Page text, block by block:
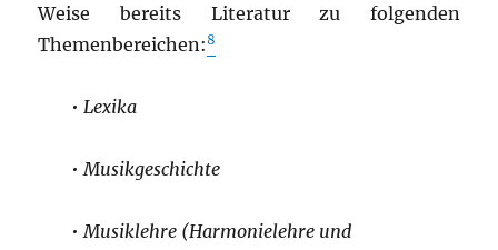
Weise bereits Literatur zu folgenden
Themenbereichen:8
• Lexika
• Musikgeschichte
• Musiklehre (Harmonielehre und